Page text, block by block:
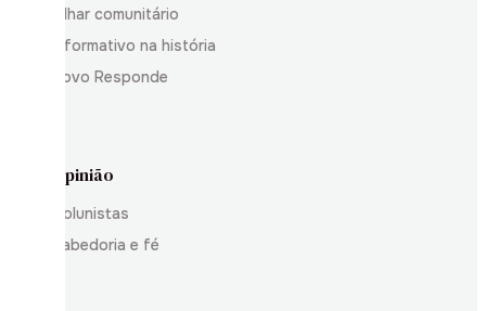
Olhar comunitário
Informativo na história
Povo Responde
Opinião
Colunistas
Sabedoria e fé